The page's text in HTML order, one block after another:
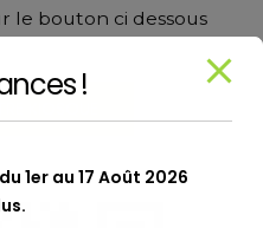
le bouton ci dessous
!
1er au 17 Août 2026